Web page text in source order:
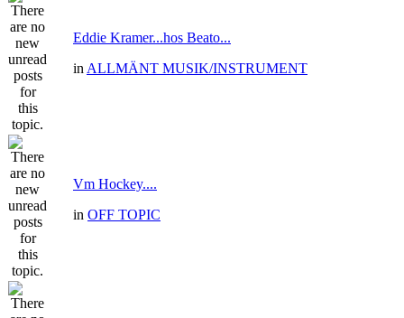
Eddie Kramer...hos Beato...
in ALLMÄNT MUSIK/INSTRUMENT
Vm Hockey....
in OFF TOPIC